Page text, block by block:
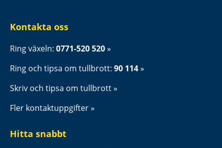
Kontakta oss
Ring växeln: 0771-520 520
Ring och tipsa om tullbrott: 90 114
Skriv och tipsa om tullbrott
Fler kontaktuppgifter
Hitta snabbt